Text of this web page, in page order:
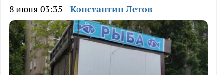
8 июня 03:35 Константин Летов